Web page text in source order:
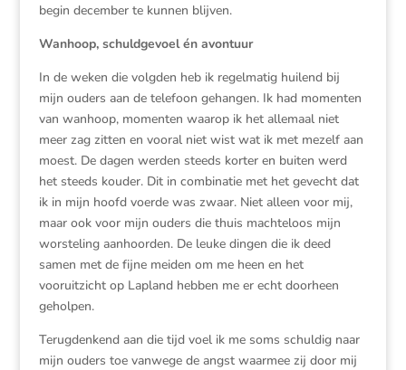
begin december te kunnen blijven.
Wanhoop, schuldgevoel én avontuur
In de weken die volgden heb ik regelmatig huilend bij
mijn ouders aan de telefoon gehangen. Ik had momenten
van wanhoop, momenten waarop ik het allemaal niet
meer zag zitten en vooral niet wist wat ik met mezelf aan
moest. De dagen werden steeds korter en buiten werd
het steeds kouder. Dit in combinatie met het gevecht dat
ik in mijn hoofd voerde was zwaar. Niet alleen voor mij,
maar ook voor mijn ouders die thuis machteloos mijn
worsteling aanhoorden. De leuke dingen die ik deed
samen met de fijne meiden om me heen en het
vooruitzicht op Lapland hebben me er echt doorheen
geholpen.
Terugdenkend aan die tijd voel ik me soms schuldig naar
mijn ouders toe vanwege de angst waarmee zij door mij